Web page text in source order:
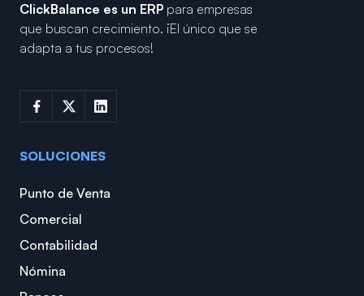
ClickBalance es un ERP para empresas
que buscan crecimiento. ¡El único que se
adapta a tus procesos!
SOLUCIONES
Punto de Venta
Comercial
Contabilidad
Nómina